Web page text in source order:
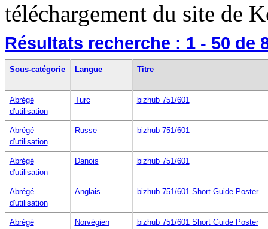
téléchargement du site de
Résultats recherche : 1 - 50 de
Sous-catégorie Langue Titre
Abrégé
d'utilisation
Turc bizhub 751/601
Abrégé
d'utilisation
Russe bizhub 751/601
Abrégé
d'utilisation
Danois bizhub 751/601
Abrégé
d'utilisation
Anglais bizhub 751/601 Short Guide Poster
Abrégé
Norvégien bizhub 751/601 Short Guide Poster